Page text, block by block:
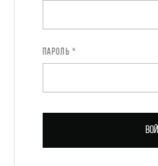
ПАРОЛЬ *
ЭЛЕКТРОННАЯ ПОЧТА *
ПАРОЛЬ *